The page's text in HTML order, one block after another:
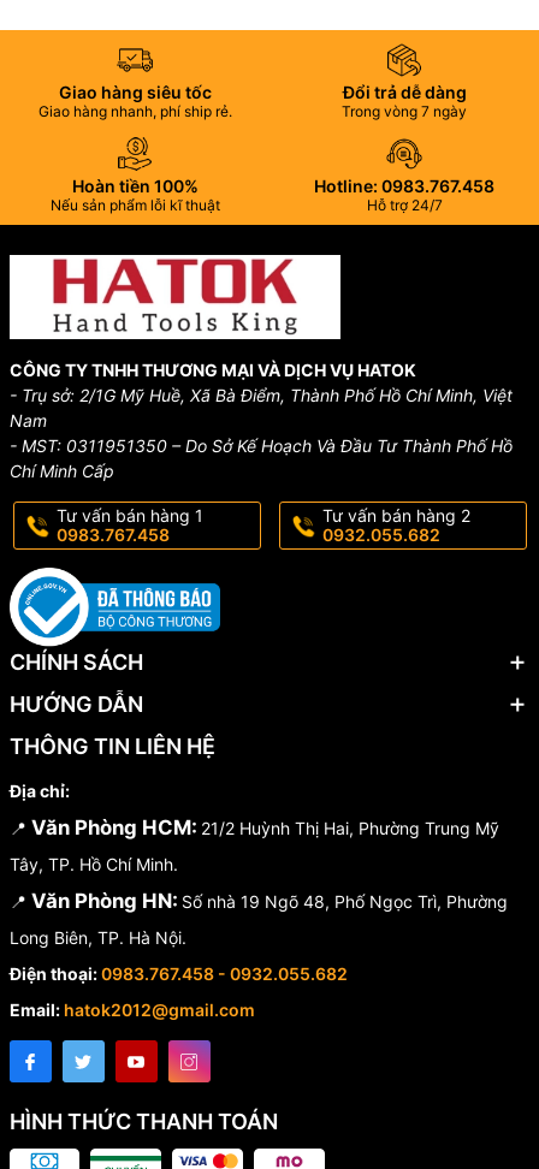
Giao hàng siêu tốc
Giao hàng nhanh, phí ship rẻ.
Đổi trả dễ dàng
Trong vòng 7 ngày
Hoàn tiền 100%
Nếu sản phẩm lỗi kĩ thuật
Hotline: 0983.767.458
Hỗ trợ 24/7
CÔNG TY TNHH THƯƠNG MẠI VÀ DỊCH VỤ HATOK
- Trụ sở: 2/1G Mỹ Huề, Xã Bà Điểm, Thành Phố Hồ Chí Minh, Việt
Nam
- MST: 0311951350 – Do Sở Kế Hoạch Và Đầu Tư Thành Phố Hồ
Chí Minh Cấp
Tư vấn bán hàng 1
0983.767.458
Tư vấn bán hàng 2
0932.055.682
CHÍNH SÁCH
HƯỚNG DẪN
THÔNG TIN LIÊN HỆ
Địa chỉ:
📍 Văn Phòng HCM: 21/2 Huỳnh Thị Hai, Phường Trung Mỹ
Tây, TP. Hồ Chí Minh.
📍 Văn Phòng HN: Số nhà 19 Ngõ 48, Phố Ngọc Trì, Phường
Long Biên, TP. Hà Nội.
Điện thoại:0983.767.458 - 0932.055.682
Email: hatok2012@gmail.com
HÌNH THỨC THANH TOÁN